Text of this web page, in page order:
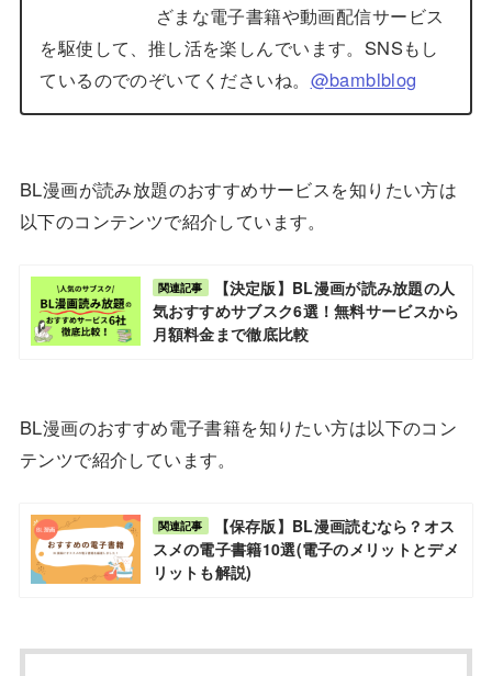
ざまな電子書籍や動画配信サービス
を駆使して、推し活を楽しんでいます。SNSもし
ているのでのぞいてくださいね。 @bamblblog
BL漫画が読み放題のおすすめサービスを知りたい方は
以下のコンテンツで紹介しています。
関連記事
【決定版】BL漫画が読み放題の人
気おすすめサブスク6選！無料サービスから
月額料金まで徹底比較
BL漫画のおすすめ電子書籍を知りたい方は以下のコン
テンツで紹介しています。
関連記事
【保存版】BL漫画読むなら？オス
スメの電子書籍10選(電子のメリットとデメ
リットも解説)